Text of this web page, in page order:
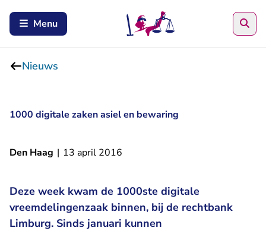
Menu
Nieuws
1000 digitale zaken asiel en bewaring
Den Haag | 13 april 2016
Deze week kwam de 1000ste digitale
vreemdelingenzaak binnen, bij de rechtbank
Limburg. Sinds januari kunnen